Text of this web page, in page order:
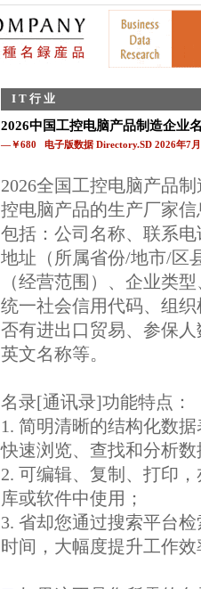
I T 行 业
2026中国工控电脑产品制造企业
—￥680 电子版数据 Directory.SD 2026年7
2026全国工控电脑产品
控电脑产品的生产厂家
包括：公司名称、联系
地址（所属省份/地市/区
（经营范围）、企业类
统一社会信用代码、组
否有进出口贸易、参保
英文名称等。
名录[通讯录]功能特点：
1. 简明清晰的结构化数
快速浏览、查找和分析数
2. 可编辑、复制、打印
库或软件中使用；
3. 省却您通过搜索平台
时间，大幅度提升工作效